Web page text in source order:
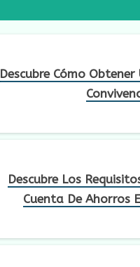
Descubre Cómo
Descubre Los
Cuenta De Ahorros